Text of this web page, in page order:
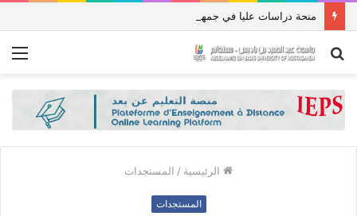
بحث
الرئيسية / المستجدات
المستجدات